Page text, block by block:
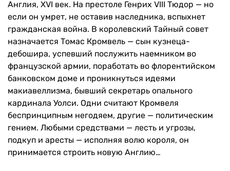
Англия, XVI век. На престоле Генрих VIII Тюдор — но
если он умрет, не оставив наследника, вспыхнет
гражданская война. В королевский Тайный совет
назначается Томас Кромвель — сын кузнеца-
дебошира, успевший послужить наемником во
французской армии, поработать во флорентийском
банковском доме и проникнуться идеями
макиавеллизма, бывший секретарь опального
кардинала Уолси. Одни считают Кромвеля
беспринципным негодяем, другие — политическим
гением. Любыми средствами — лесть и угрозы,
подкуп и аресты — исполняя волю короля, он
принимается строить новую Англию…